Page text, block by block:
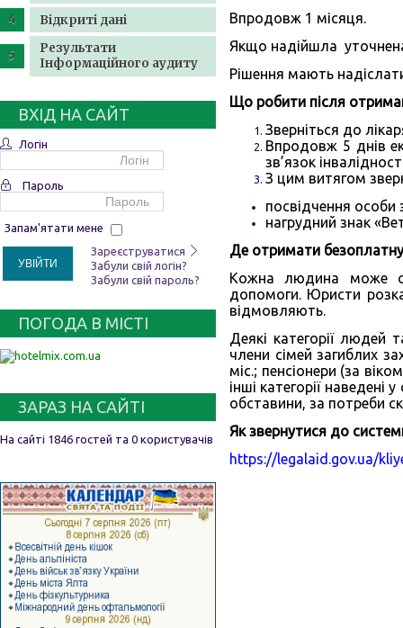
Відкриті дані
Результати
Інформаційного аудиту
ВХІД НА САЙТ
Логін
Пароль
Запам'ятати мене
УВІЙТИ
Зареєструватися
Забули свій логін?
Забули свій пароль?
ПОГОДА В МІСТІ
ЗАРАЗ НА САЙТІ
На сайті 1846 гостей та 0 користувачів
Впродовж 1 місяця.
Якщо надійшла
Рішення мають
Що робити після
Зверніться до
Впродовж 5 днів
зв’язок
З цим витягом
посвідчення особи
нагрудний знак
Де отримати
Кожна людина може
допомоги. Юристи
відмовляють.
Деякі категорії
члени сімей загиблих
міс.; пенсіонери (за
інші категорії
обставини, за потреби
Як звернутися до
https://legalaid.gov.ua/